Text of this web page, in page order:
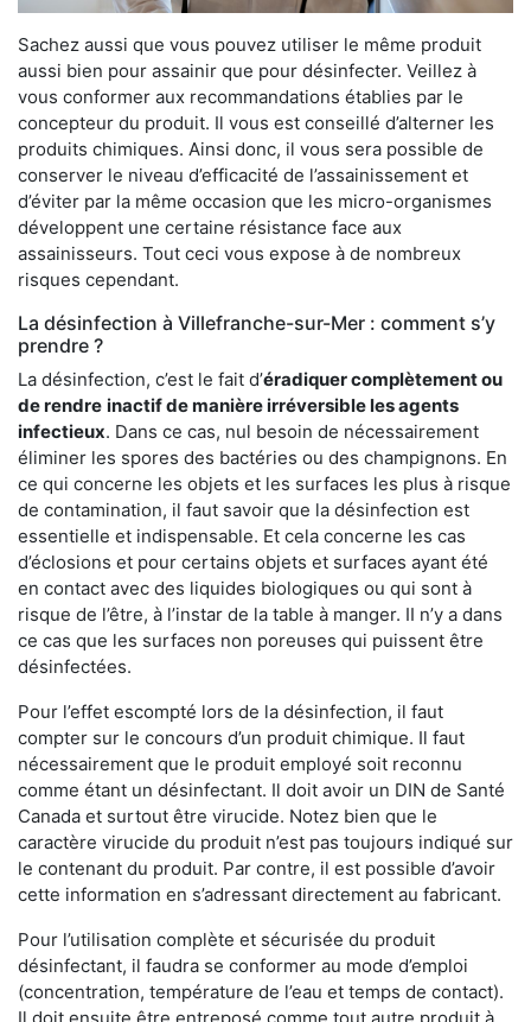
Sachez aussi que vous pouvez utiliser le même produit
aussi bien pour assainir que pour désinfecter. Veillez à
vous conformer aux recommandations établies par le
concepteur du produit. Il vous est conseillé d’alterner les
produits chimiques. Ainsi donc, il vous sera possible de
conserver le niveau d’efficacité de l’assainissement et
d’éviter par la même occasion que les micro-organismes
développent une certaine résistance face aux
assainisseurs. Tout ceci vous expose à de nombreux
risques cependant.
La désinfection à Villefranche-sur-Mer : comment s’y
prendre ?
La désinfection, c’est le fait d’éradiquer complètement ou
de rendre inactif de manière irréversible les agents
infectieux. Dans ce cas, nul besoin de nécessairement
éliminer les spores des bactéries ou des champignons. En
ce qui concerne les objets et les surfaces les plus à risque
de contamination, il faut savoir que la désinfection est
essentielle et indispensable. Et cela concerne les cas
d’éclosions et pour certains objets et surfaces ayant été
en contact avec des liquides biologiques ou qui sont à
risque de l’être, à l’instar de la table à manger. II n’y a dans
ce cas que les surfaces non poreuses qui puissent être
désinfectées.
Pour l’effet escompté lors de la désinfection, il faut
compter sur le concours d’un produit chimique. Il faut
nécessairement que le produit employé soit reconnu
comme étant un désinfectant. Il doit avoir un DIN de Santé
Canada et surtout être virucide. Notez bien que le
caractère virucide du produit n’est pas toujours indiqué sur
le contenant du produit. Par contre, il est possible d’avoir
cette information en s’adressant directement au fabricant.
Pour l’utilisation complète et sécurisée du produit
désinfectant, il faudra se conformer au mode d’emploi
(concentration, température de l’eau et temps de contact).